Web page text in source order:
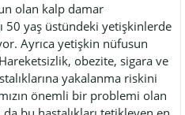
olan kalp damar
50 yaş üstündeki yetişkinlerde
Ayrıca yetişkin nüfusun
obezite, sigara ve
yakalanma riskini
önemli bir problemi olan